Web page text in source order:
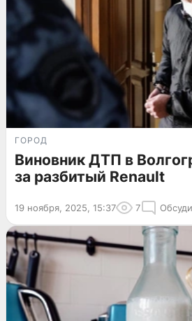
ГОРОД
Виновник ДТП в
за разбитый Renault
19 ноября, 2025, 15:37 7